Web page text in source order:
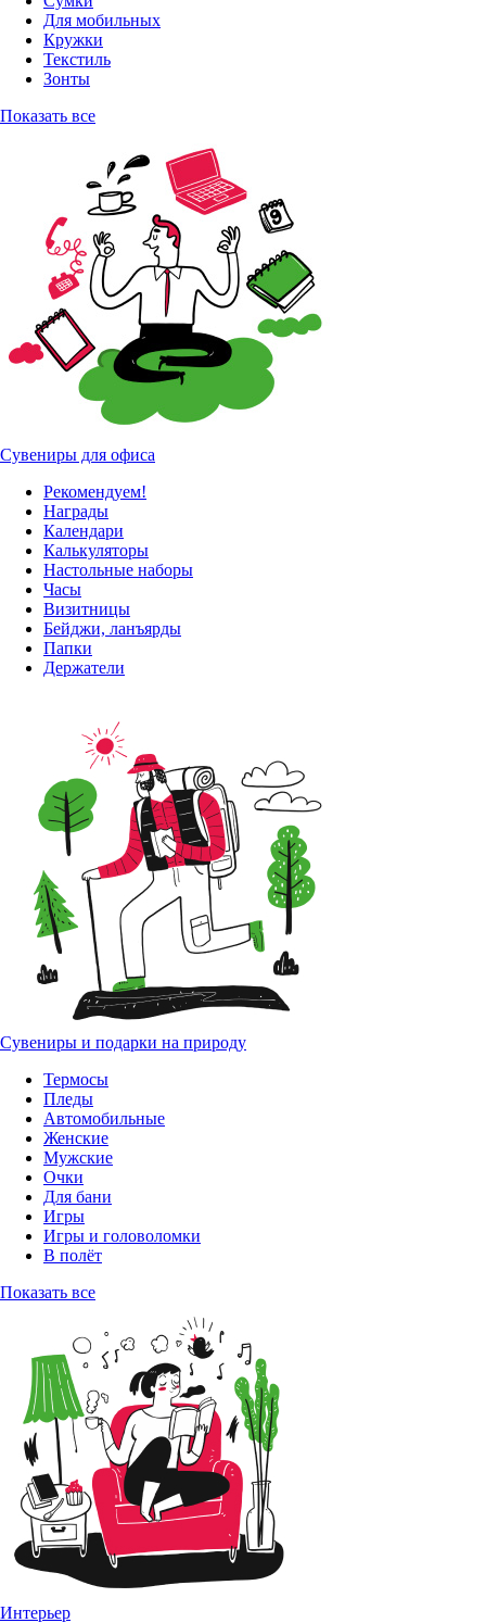
Для мобильных
Кружки
Текстиль
Зонты
Показать все
Сувениры для офиса
Рекомендуем!
Награды
Календари
Калькуляторы
Настольные наборы
Часы
Визитницы
Бейджи, ланъярды
Папки
Держатели
Сувениры и подарки на природу
Термосы
Пледы
Автомобильные
Женские
Мужские
Очки
Для бани
Игры
Игры и головоломки
В полёт
Показать все
Интерьер